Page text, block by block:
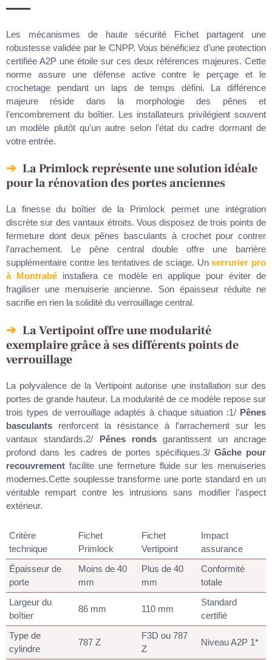
Les mécanismes de haute sécurité Fichet partagent une
robustesse validée par le CNPP. Vous bénéficiez d’une protection
certifiée A2P une étoile sur ces deux références majeures. Cette
norme assure une défense active contre le perçage et le
crochetage pendant un laps de temps défini. La différence
majeure réside dans la morphologie des pênes et
l’encombrement du boîtier. Les installateurs privilégient souvent
un modèle plutôt qu’un autre selon l’état du cadre dormant de
votre entrée.
La Primlock représente une solution idéale
pour la rénovation des portes anciennes
La finesse du boîtier de la Primlock permet une intégration
discrète sur des vantaux étroits. Vous disposez de trois points de
fermeture dont deux pênes basculants à crochet pour contrer
l’arrachement. Le pêne central double offre une barrière
supplémentaire contre les tentatives de sciage. Unserrurier pro
à Montrabéinstallera ce modèle en applique pour éviter de
fragiliser une menuiserie ancienne. Son épaisseur réduite ne
sacrifie en rien la solidité du verrouillage central.
La Vertipoint offre une modularité
exemplaire grâce à ses différents points de
verrouillage
La polyvalence de la Vertipoint autorise une installation sur des
portes de grande hauteur. La modularité de ce modèle repose sur
trois types de verrouillage adaptés à chaque situation :1/ Pênes
basculants renforcent la résistance à l’arrachement sur les
vantaux standards.2/ Pênes ronds garantissent un ancrage
profond dans les cadres de portes spécifiques.3/ Gâche pour
recouvrement facilite une fermeture fluide sur les menuiseries
modernes.Cette souplesse transforme une porte standard en un
véritable rempart contre les intrusions sans modifier l’aspect
extérieur.
Critère
technique
Fichet
Primlock
Fichet
Vertipoint
Impact
assurance
Épaisseur de
porte
Moins de 40
mm
Plus de 40
mm
Conformité
totale
Largeur du
boîtier
86 mm 110 mm
Standard
certifié
Type de
cylindre
787 Z
F3D ou 787
Z
Niveau A2P 1*